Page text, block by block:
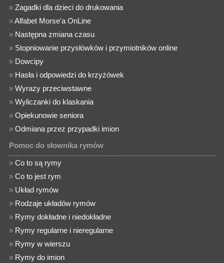
»Zagadki dla dzieci do drukowania
»Alfabet Morse'a OnLine
» Następna zmiana czasu
» Stopniowanie przysłówków i przymiotników online
» Dowcipy
» Hasła i odpowiedzi do krzyżówek
»Wyrazy przeciwstawne
»Wyliczanki do klaskania
»Opiekunowie seniora
»Odmiana przez przypadki imion
Pomoc do słownika rymów
»Co to są rymy
»Co to jest rym
» Układ rymów
» Rodzaje układów rymów
» Rymy dokładne i niedokładne
» Rymy regularne i nieregularne
» Rymy w wierszu
» Rymy do imion